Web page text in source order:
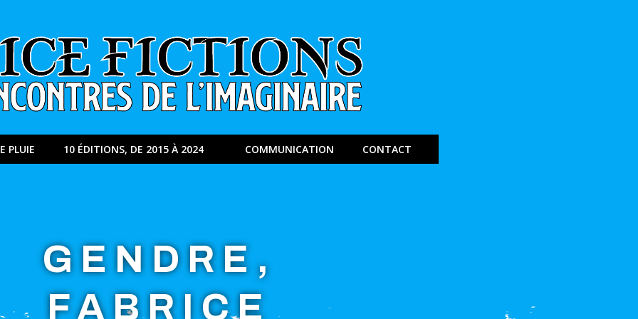
PLUIE 10 ÉDITIONS, DE 2015 À 2024 COMMUNICATION CONTACT
GENDRE,
FABRICE